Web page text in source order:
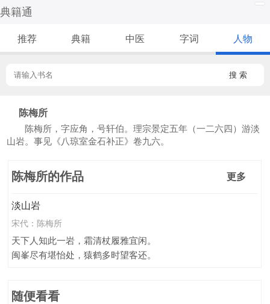
典籍通
推荐 典籍 中医 字词 人物
搜 索
陈梅所
陈梅所，字应角，号轩伯。理宗景定五年（一二六四）游淡
山岩。事见《八琼室金石补正》卷九六。
陈梅所的作品 更多
淡山岩
宋代： 陈梅所
天下人知此一岩，霜清杖履雅宜闲。
闽峯尽有堪怡处，猿鹤多时望客还。
随便看看